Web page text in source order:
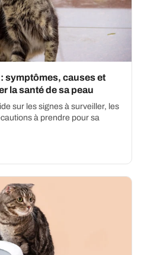
symptômes, causes et
la santé de sa peau
sur les signes à surveiller, les
à prendre pour sa